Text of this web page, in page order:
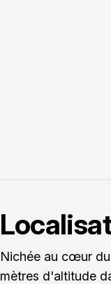
Nichée au cœur du
mètres d'altitude